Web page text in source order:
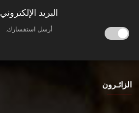
البريد الإلكتروني
أرسل استفسارك.
الزائـرون